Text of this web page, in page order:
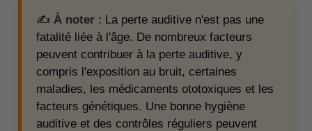
✍️ À noter : La perte auditive n'est pas une
fatalité liée à l'âge. De nombreux facteurs
peuvent contribuer à la perte auditive, y
compris l'exposition au bruit, certaines
maladies, les médicaments ototoxiques et les
facteurs génétiques. Une bonne hygiène
auditive et des contrôles réguliers peuvent